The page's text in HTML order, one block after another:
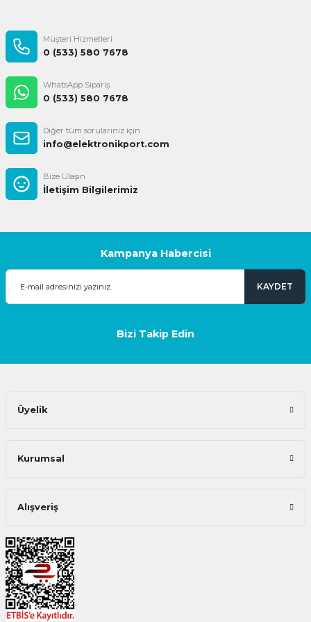
Müşteri Hizmetleri
0 (533) 580 7678
WhatsApp Sipariş
0 (533) 580 7678
Diğer tüm sorularınız için
info@elektronikport.com
Bize Ulaşın
İletişim Bilgilerimiz
Kampanya Habercisi
KAYDET
Bizi Takip Edin
Üyelik
Kurumsal
Alışveriş